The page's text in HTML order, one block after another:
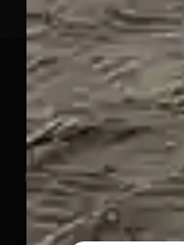
@ Copyright 2024
Via G. Galilei n. 2